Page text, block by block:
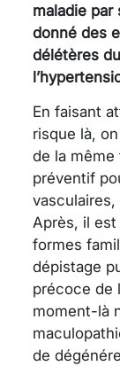
maladie par
donné des
délétères
En faisant
risque là,
de la
préventif
Après, il
formes
dépistage
précoce de
moment-là
de